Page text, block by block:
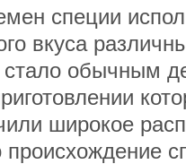
специи
вкуса
обычным
широкое